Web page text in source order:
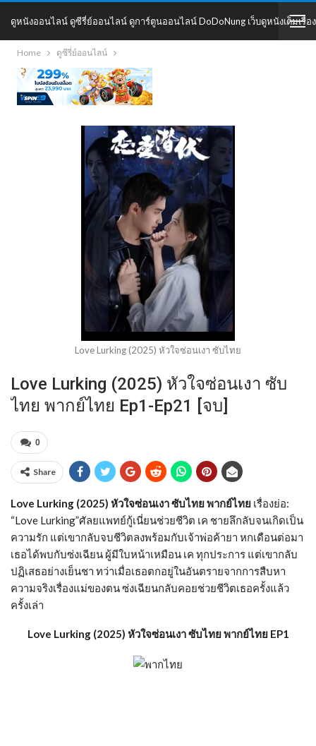
ดูหนังออนไลน์ ดูซีรี่ย์ออนไลน์ ดูการ์ตูนออนไลน์ DoDoNung เว็บดูหนังเต็มเรื่อง
DoDoNung
Home ดูซีรี่ย์ออนไลน์
Love Lurking (2025) หัวใจซ่อนเงา ซับไทย
Love Lurking (2025) หัวใจซ่อนเงา ซับ
ไทย พากย์ไทย Ep1-Ep21 [จบ]
0
Share
Love Lurking (2025) หัวใจซ่อนเงา ซับไทย พากย์ไทย เรื่องย่อ:
“Love Lurking”ศัลยแพทย์กู้เนี่ยนช่วยชีวิต เค ชายลึกลับจนเกิดเป็น
ความรัก แต่เขากลับจบชีวิตลงพร้อมกับเจ้าพ่อค้ายา หกเดือนต่อมา
เธอได้พบกับซ่งเฉียน ผู้มีใบหน้าเหมือน เค ทุกประการ แต่เขากลับ
ปฏิเสธอย่างเย็นชา ทว่าเมื่อเธอตกอยู่ในอันตรายจากการสืบหา
ความจริงเรื่องแม่ของตน ซ่งเฉียนกลับคอยช่วยชีวิตเธอครั้งแล้ว
ครั้งเล่า
Love Lurking (2025) หัวใจซ่อนเงา ซับไทย พากย์ไทย EP1